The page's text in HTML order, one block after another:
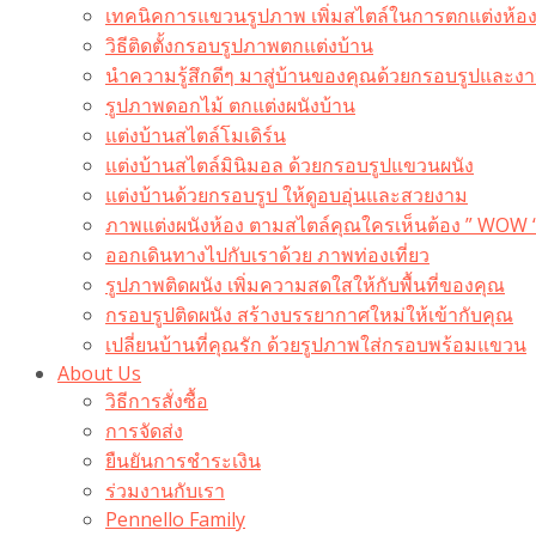
เทคนิคการแขวนรูปภาพ เพิ่มสไตล์ในการตกแต่งห้อง
วิธีติดตั้งกรอบรูปภาพตกแต่งบ้าน
นำความรู้สึกดีๆ มาสู่บ้านของคุณด้วยกรอบรูปและง
รูปภาพดอกไม้ ตกแต่งผนังบ้าน
แต่งบ้านสไตล์โมเดิร์น
แต่งบ้านสไตล์มินิมอล ด้วยกรอบรูปแขวนผนัง
แต่งบ้านด้วยกรอบรูป ให้ดูอบอุ่นและสวยงาม
ภาพแต่งผนังห้อง ตามสไตล์คุณใครเห็นต้อง ” WOW
ออกเดินทางไปกับเราด้วย ภาพท่องเที่ยว
รูปภาพติดผนัง เพิ่มความสดใสให้กับพื้นที่ของคุณ
กรอบรูปติดผนัง สร้างบรรยากาศใหม่ให้เข้ากับคุณ
เปลี่ยนบ้านที่คุณรัก ด้วยรูปภาพใส่กรอบพร้อมแขวน​
About Us
วิธีการสั่งซื้อ
การจัดส่ง
ยืนยันการชำระเงิน
ร่วมงานกับเรา
Pennello Family